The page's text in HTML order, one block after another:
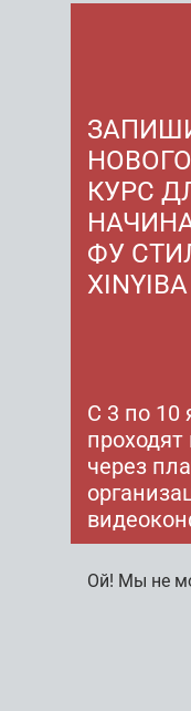
КУРС
ФУ
XINYIBA
С 3 по 10
через
Ой! Мы не